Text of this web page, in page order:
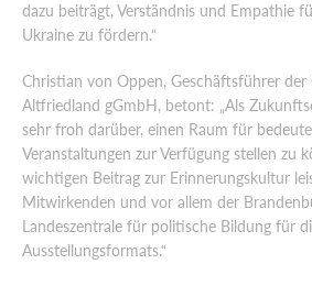
dazu beiträgt, Verständnis und Empathie
Ukraine zu fördern.“
Christian von Oppen, Geschäftsführer
Altfriedland gGmbH, betont: „Als
sehr froh darüber, einen Raum für
Veranstaltungen zur Verfügung stellen zu
wichtigen Beitrag zur Erinnerungskultur
Mitwirkenden und vor allem der
Landeszentrale für politische Bildung für
Ausstellungsformats.“